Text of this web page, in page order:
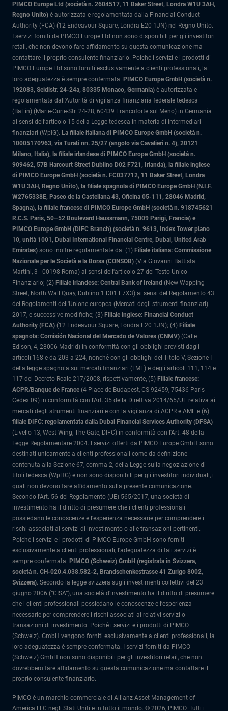
PIMCO Europe Ltd (società n. 2604517, 11 Baker Street, Londra W1U 3AH,
Regno Unito) è autorizzata e regolamentata dalla Financial Conduct
Authority (FCA) (12 Endeavour Square, Londra E20 1JN) nel Regno Unito.
I servizi forniti da PIMCO Europe Ltd non sono disponibili per gli investitori
retail, che non devono fare affidamento su questa comunicazione ma
contattare il proprio consulente finanziario. Poiché i servizi e i prodotti di
PIMCO Europe Ltd sono forniti esclusivamente a clienti professionali, la
loro adeguatezza è sempre confermata. PIMCO Europe GmbH (società n.
192083, Seidlstr. 24-24a, 80335 Monaco, Germania) è autorizzata e
regolamentata dall'Autorità di vigilanza finanziaria federale tedesca
(BaFin) (Marie-Curie-Str. 24-28, 60439 Francoforte sul Meno) in Germania
ai sensi dell’articolo 15 della Legge tedesca in materia di intermediari
finanziari (WpIG). La filiale italiana di PIMCO Europe GmbH (società n.
10005170963, via Turati nn. 25/27 (angolo via Cavalieri n. 4), 20121
Milano, Italia), la filiale irlandese di PIMCO Europe GmbH (società n.
909462, 57B Harcourt Street Dublino D02 F721, Irlanda), la filiale inglese
di PIMCO Europe GmbH (società n. FC037712, 11 Baker Street, Londra
W1U 3AH, Regno Unito), la filiale spagnola di PIMCO Europe GmbH (N.I.F.
W2765338E, Paseo de la Castellana 43, Oficina 05-111, 28046 Madrid,
Spagna), la filiale francese di PIMCO Europe GmbH (società n. 918745621
R.C.S. Paris, 50–52 Boulevard Haussmann, 75009 Parigi, Francia) e
PIMCO Europe GmbH (DIFC Branch) (società n. 9613, Index Tower piano
10, unità 1001, Dubai International Financial Centre, Dubai, United Arab
Emirates) sono inoltre regolamentate da: (1) Filiale italiana: Commissione
Nazionale per le Società e la Borsa (CONSOB) (Via Giovanni Battista
Martini, 3 - 00198 Roma) ai sensi dell'articolo 27 del Testo Unico
Finanziario; (2) Filiale irlandese: Central Bank of Ireland (New Wapping
Street, North Wall Quay, Dublino 1 D01 F7X3) ai sensi del Regolamento 43
dei Regolamenti dell'Unione europea (Mercati degli strumenti finanziari)
2017, e successive modifiche; (3) Filiale inglese: Financial Conduct
Authority (FCA) (12 Endeavour Square, Londra E20 1JN); (4) Filiale
spagnola: Comisión Nacional del Mercado de Valores (CNMV) (Calle
Edison, 4, 28006 Madrid) in conformità con gli obblighi previsti dagli
articoli 168 e da 203 a 224, nonché con gli obblighi del Titolo V, Sezione I
della legge spagnola sui mercati finanziari (LMF) e degli articoli 111, 114 e
117 del Decreto Reale 217/2008, rispettivamente, (5) Filiale francese:
ACPR/Banque de France (4 Place de Budapest, CS 92459, 75436 Paris
Cedex 09) in conformità con l’Art. 35 della Direttiva 2014/65/UE relativa ai
mercati degli strumenti finanziari e con la vigilanza di ACPR e AMF e (6)
filiale DIFC: regolamentata dalla Dubai Financial Services Authority (DFSA)
(Livello 13, West Wing, The Gate, DIFC) in conformità con l'Art. 48 della
Legge Regolamentare 2004. I servizi offerti da PIMCO Europe GmbH sono
destinati unicamente a clienti professionali come da definizione
contenuta alla Sezione 67, comma 2, della Legge sulla negoziazione di
titoli tedesca (WpHG) e non sono disponibili per gli investitori individuali, i
quali non devono fare affidamento sulla presente comunicazione.
Secondo l'Art. 56 del Regolamento (UE) 565/2017, una società di
investimento ha il diritto di presumere che i clienti professionali
possiedano le conoscenze e l'esperienza necessarie per comprendere i
rischi associati ai servizi di investimento o alle transazioni pertinenti.
Poiché i servizi e i prodotti di PIMCO Europe GmbH sono forniti
esclusivamente a clienti professionali, l'adeguatezza di tali servizi è
sempre confermata. PIMCO (Schweiz) GmbH (registrata in Svizzera,
società n. CH-020.4.038.582-2, Brandschenkestrasse 41 Zurigo 8002,
Svizzera). Secondo la legge svizzera sugli investimenti collettivi del 23
giugno 2006 (“CISA”), una società d’investimento ha il diritto di presumere
che i clienti professionali possiedano le conoscenze e l’esperienza
necessarie per comprendere i rischi associati ai relativi servizi o
transazioni di investimento. Poiché i servizi e i prodotti di PIMCO
(Schweiz). GmbH vengono forniti esclusivamente a clienti professionali, la
loro adeguatezza è sempre confermata.
I servizi forniti da PIMCO
(Schweiz) GmbH non sono disponibili per gli investitori retail, che non
dovrebbero fare affidamento su questa comunicazione ma contattare il
proprio consulente finanziario.
PIMCO è un marchio commerciale di Allianz Asset Management of
America LLC negli Stati Uniti e in tutto il mondo. © 2026, PIMCO. Tutti i